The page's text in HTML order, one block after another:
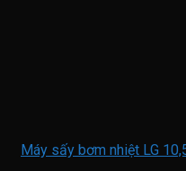
Máy sấy bơm nhiệt LG